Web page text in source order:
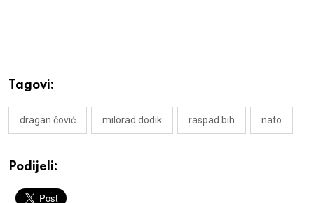
Tagovi:
dragan čović milorad dodik raspad bih nato
Podijeli: